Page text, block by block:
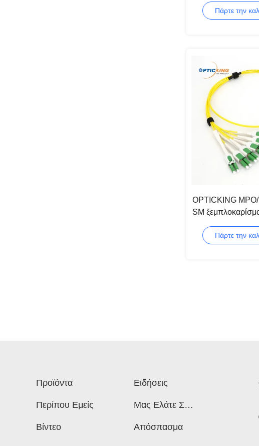
Πάρτε την
OPTICKING
SM
Πάρτε την
Προϊόντα
Περίπου Εμείς
Βίντεο
Ειδήσεις
Μας Ελάτε Σε
Απόσπασμα